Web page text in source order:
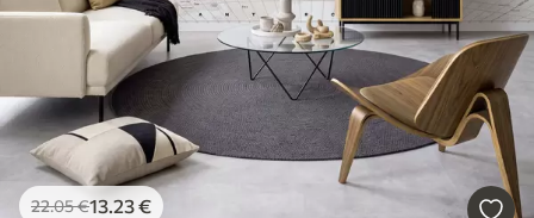
22.05€13 .23€